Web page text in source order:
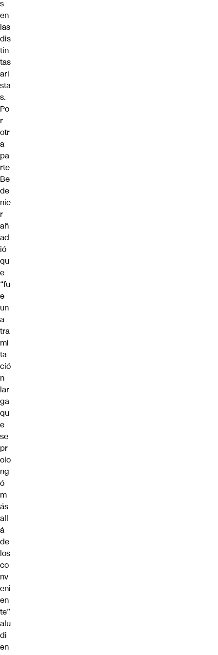
s
en
las
dis
tin
tas
ari
sta
s.
Po
r
otr
a
pa
rte
Be
de
nie
r
añ
ad
ió
qu
e
“fu
e
un
a
tra
mi
ta
ció
n
lar
ga
qu
e
se
pr
olo
ng
ó
m
ás
all
á
de
los
co
nv
eni
en
te”
alu
di
en